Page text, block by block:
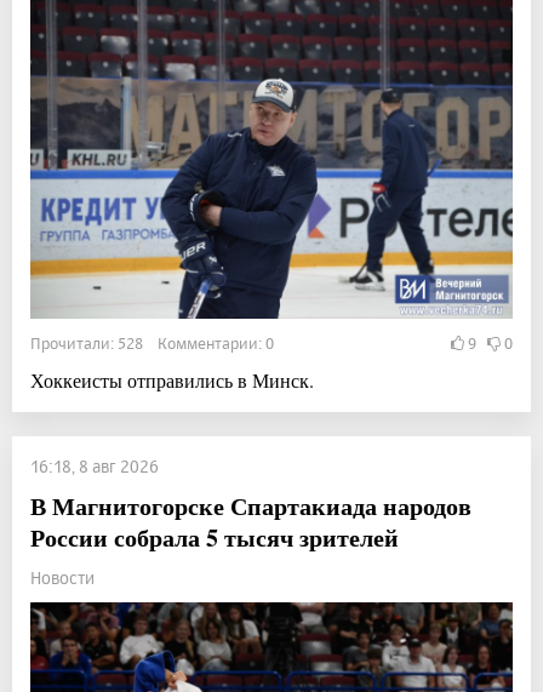
Прочитали: 528 Комментарии: 0 9 0
Хоккеисты отправились в Минск.
16:18, 8 авг 2026
В Магнитогорске Спартакиада народов
России собрала 5 тысяч зрителей
Новости